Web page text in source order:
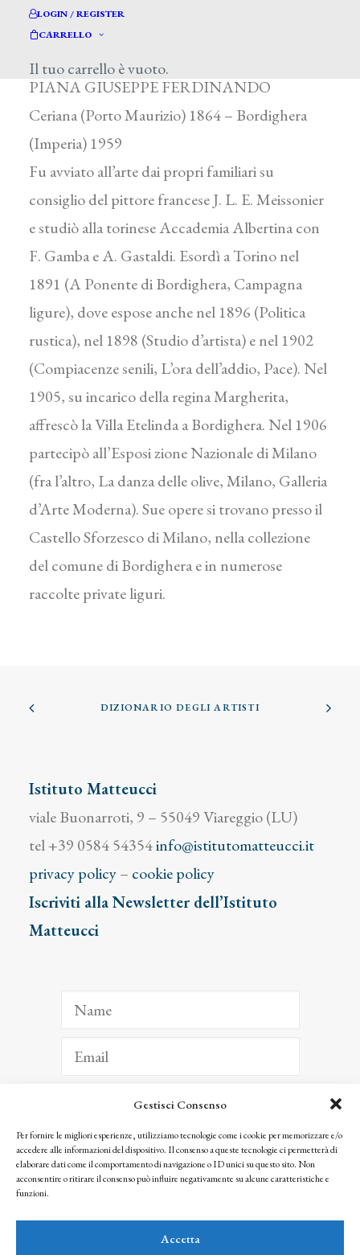
Gestisci Consenso
Per fornire le migliori esperienze, utilizziamo tecnologie come i cookie per memorizzare e/o
accedere alle informazioni del dispositivo. Il consenso a queste tecnologie ci permetterà di
elaborare dati come il comportamento di navigazione o ID unici su questo sito. Non
acconsentire o ritirare il consenso può influire negativamente su alcune caratteristiche e
funzioni.
Accetta
LOGIN / REGISTER
CARRELLO
Il tuo carrello è vuoto.
Piana Giuseppe Ferdinando *
PIANA GIUSEPPE FERDINANDO
Ceriana (Porto Maurizio) 1864 – Bordighera
(Imperia) 1959
Fu avviato all’arte dai propri familiari su
consiglio del pittore francese J. L. E. Meissonier
e studiò alla torinese Accademia Albertina con
F. Gamba e A. Gastaldi. Esordì a Torino nel
1891 (A Ponente di Bordighera, Campagna
ligure), dove espose anche nel 1896 (Politica
rustica), nel 1898 (Studio d’artista) e nel 1902
(Compiacenze senili, L’ora dell’addio, Pace). Nel
1905, su incarico della regina Margherita,
affrescò la Villa Etelinda a Bordighera. Nel 1906
partecipò all’Esposi zione Nazionale di Milano
(fra l’altro, La danza delle olive, Milano, Galleria
d’Arte Moderna). Sue opere si trovano presso il
Castello Sforzesco di Milano, nella collezione
del comune di Bordighera e in numerose
raccolte private liguri.
DIZIONARIO DEGLI ARTISTI
Istituto Matteucci
viale Buonarroti, 9 – 55049 Viareggio (LU)
tel +39 0584 54354info@istitutomatteucci.it
privacy policy– cookie policy
Iscriviti alla Newsletter dell’Istituto
Matteucci
ISCRIVITI
Facendo clic per iscriverti, riconosci che le tue informazioni saranno trattate
seguendo la nostra Privacy Policy
© 2025 Istituto Matteucci. All right reserved
l’autorizzazione scritta dei proprietari dei diritti e dell’Istituto Matteucci